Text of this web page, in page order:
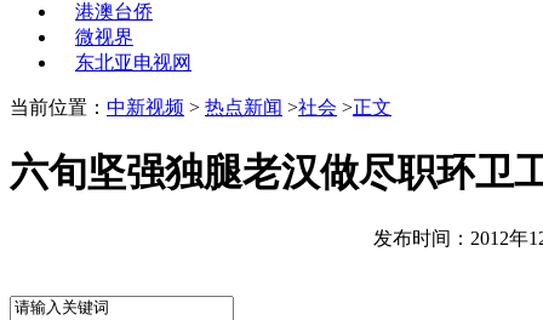
港澳台侨
微视界
东北亚电视网
当前位置： 中新视频 > 热点新闻 >社会 >正文
六旬坚强独腿老汉做尽职环卫
发布时间：2012年